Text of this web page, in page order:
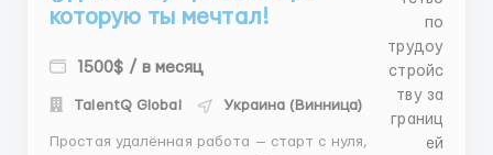
которую ты мечтал!
1500$ / в месяц
TalentQ Global Украина (Винница)
Простая удалённая работа — старт с нуля,